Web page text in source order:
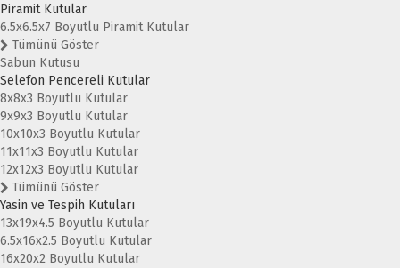
Piramit Kutular
6.5x6.5x7 Boyutlu Piramit Kutular
Tümünü Göster
Sabun Kutusu
Selefon Pencereli Kutular
8x8x3 Boyutlu Kutular
9x9x3 Boyutlu Kutular
10x10x3 Boyutlu Kutular
11x11x3 Boyutlu Kutular
12x12x3 Boyutlu Kutular
Tümünü Göster
Yasin ve Tespih Kutuları
13x19x4.5 Boyutlu Kutular
6.5x16x2.5 Boyutlu Kutular
16x20x2 Boyutlu Kutular